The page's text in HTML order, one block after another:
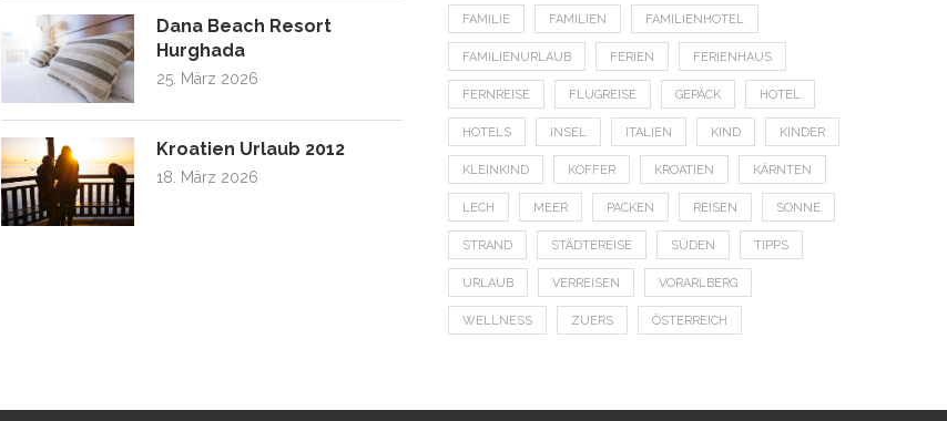
Dana Beach Resort
Hurghada
25. März 2026
Kroatien Urlaub 2012
18. März 2026
FAMILIE FAMILIEN FAMILIENHOTEL
FAMILIENURLAUB FERIEN FERIENHAUS
FERNREISE FLUGREISE GEPÄCK HOTEL
HOTELS INSEL ITALIEN KIND KINDER
KLEINKIND KOFFER KROATIEN KÄRNTEN
LECH MEER PACKEN REISEN SONNE
STRAND STÄDTEREISE SÜDEN TIPPS
URLAUB VERREISEN VORARLBERG
WELLNESS ZUERS ÖSTERREICH